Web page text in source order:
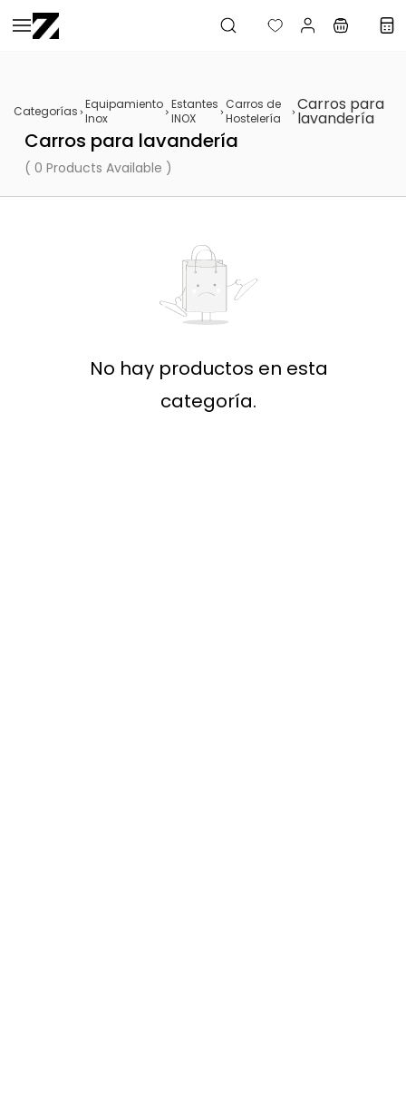
Saltar al
contenido
Categorías Equipamiento
Inox
Estantes
INOX
Carros de
Hostelería
Carros para
lavandería
Carros para lavandería
( 0 Products Available )
No hay productos en esta
categoría.